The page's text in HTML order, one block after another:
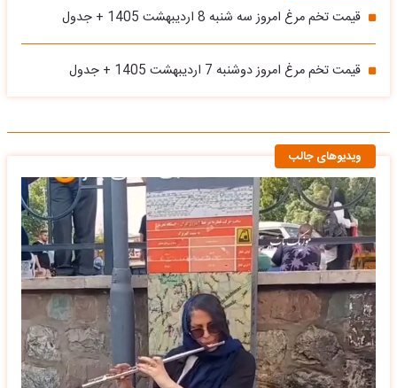
قیمت تخم مرغ امروز سه شنبه 8 اردیبهشت 1405 + جدول
قیمت تخم مرغ امروز دوشنبه 7 اردیبهشت 1405 + جدول
ویدیوهای جالب